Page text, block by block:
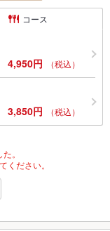
コース
4,950円 （税込）
3,850円 （税込）
。
ください。